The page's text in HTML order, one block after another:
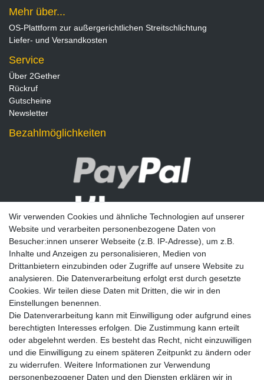
Mehr über...
OS-Plattform zur außergerichtlichen Streitschlichtung
Liefer- und Versandkosten
Service
Über 2Gether
Rückruf
Gutscheine
Newsletter
Bezahlmöglichkeiten
Newsletter
E-MAIL **
Hiermit bestätige ich, dass ich dieDaten­schutz­erklärung
gelesen habe. Meine
Einwilligung kann ich jederzeit widerrufen.**
Abonnieren
Wir verwenden Cookies und ähnliche Technologien auf unserer
Website und verarbeiten personenbezogene Daten von
Besucher:innen unserer Webseite (z.B. IP-Adresse), um z.B.
Inhalte und Anzeigen zu personalisieren, Medien von
Drittanbietern einzubinden oder Zugriffe auf unsere Website zu
analysieren. Die Datenverarbeitung erfolgt erst durch gesetzte
Cookies. Wir teilen diese Daten mit Dritten, die wir in den
Einstellungen benennen.
Die Datenverarbeitung kann mit Einwilligung oder aufgrund eines
berechtigten Interesses erfolgen. Die Zustimmung kann erteilt
oder abgelehnt werden. Es besteht das Recht, nicht einzuwilligen
und die Einwilligung zu einem späteren Zeitpunkt zu ändern oder
zu widerrufen. Weitere Informationen zur Verwendung
personenbezogener Daten und den Diensten erklären wir in